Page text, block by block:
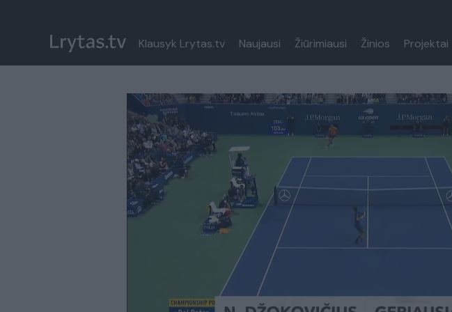
Klausyk Lrytas.tv Naujausi Žiūrimiausi Žinios Projektai
Paremkite Ukrainą